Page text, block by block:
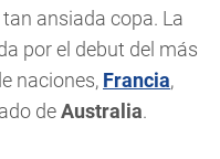
ansiada copa. La
por el debut del más
naciones, Francia,
deAustralia.